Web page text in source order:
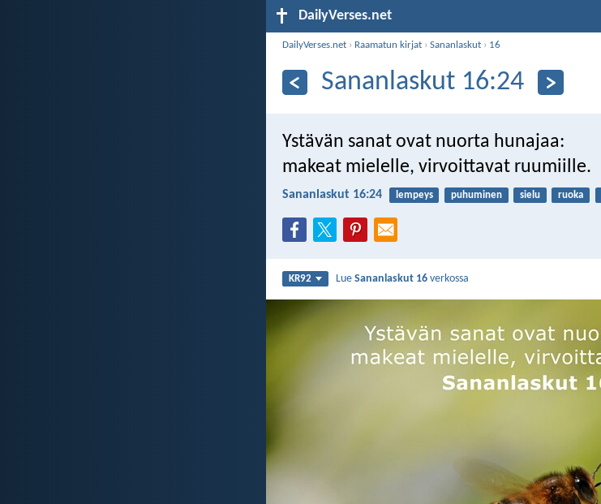
DailyVerses.net
DailyVerses.net › Raamatun kirjat ›Sananlaskut › 16
Sananlaskut 16:24
Ystävän sanat ovat nuorta hunajaa:
makeat mielelle, virvoittavat ruumiille.
Sananlaskut 16:24 lempeys puhuminen sielu ruoka
KR92 LueSananlaskut 16 verkossa